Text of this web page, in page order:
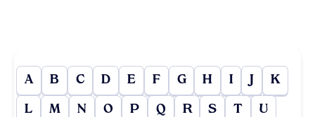
A B C D E F G H I J K
L M N O P Q R S T U